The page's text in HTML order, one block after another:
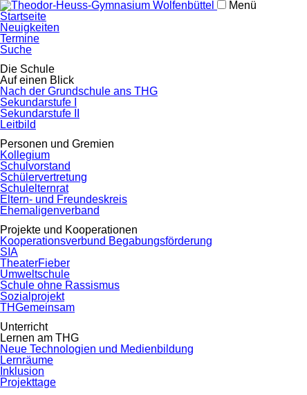
Menü
Navigation
überspringen
Startseite
Neuigkeiten
Termine
Suche
Navigation
überspringen
Die Schule
Auf einen Blick
Nach der Grundschule ans THG
Sekundarstufe I
Sekundarstufe II
Leitbild
Personen und Gremien
Kollegium
Schulvorstand
Schülervertretung
Schulelternrat
Eltern- und Freundeskreis
Ehemaligenverband
Projekte und Kooperationen
Kooperationsverbund Begabungsförderung
SIA
TheaterFieber
Umweltschule
Schule ohne Rassismus
Sozialprojekt
THGemeinsam
Unterricht
Lernen am THG
Neue Technologien und Medienbildung
Lernräume
Inklusion
Projekttage